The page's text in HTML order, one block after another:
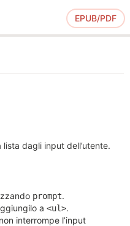
EPUB/PDF
dagli input dell’utente.
prompt.
a <ul>.
interrompe l’input